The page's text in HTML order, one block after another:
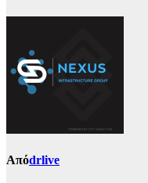
Απόdrlive